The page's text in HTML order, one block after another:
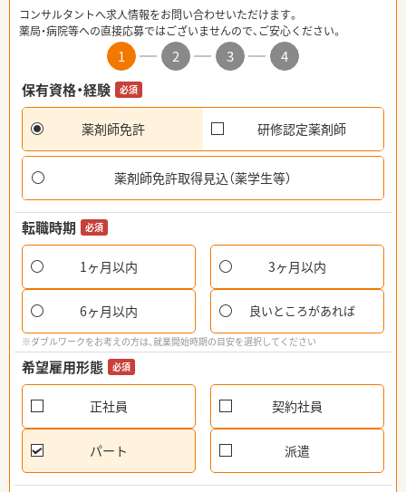
コンサルタントへ求人情報をお問い合わせいただけます。
薬局・病院等への直接応募ではございませんので、ご安心ください。
1 2 3
4
保有資格・経験
必須
薬剤師免許 研修認定薬剤師
薬剤師免許取得見込（薬学生等）
転職時期 必須
1ヶ月以内 3ヶ月以内
6ヶ月以内 良いところがあれば
※ダブルワークをお考えの方は、就業開始時期の目安を選択してください
希望雇用形態 必須
正社員 契約社員
パート 派遣